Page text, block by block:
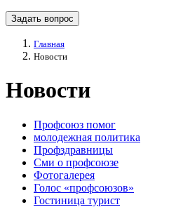
Задать вопрос
Главная
Новости
Новости
Профсоюз помог
молодежная политика
Профздравницы
Сми о профсоюзе
Фотогалерея
Голос «профсоюзов»
Гостиница турист